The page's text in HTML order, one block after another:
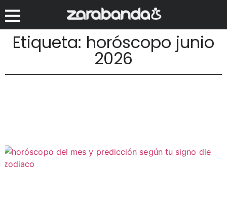
Etiqueta: horóscopo junio
2026